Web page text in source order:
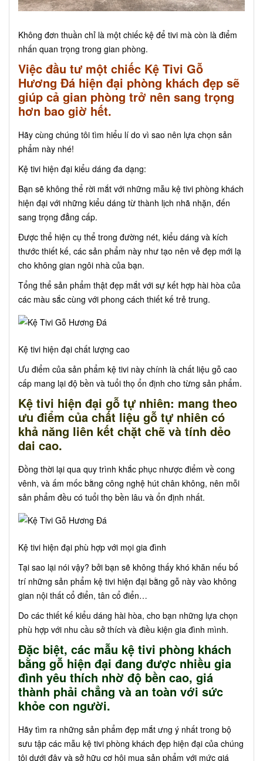
Không đơn thuần chỉ là một chiếc kệ để tivi mà còn là điểm
nhấn quan trọng trong gian phòng.
Việc đầu tư một chiếc Kệ Tivi Gỗ
Hương Đá hiện đại phòng khách đẹp sẽ
giúp cả gian phòng trở nên sang trọng
hơn bao giờ hết.
Hãy cùng chúng tôi tìm hiểu lí do vì sao nên lựa chọn sản
phẩm này nhé!
Kệ tivi hiện đại kiểu dáng đa dạng:
Bạn sẽ không thể rời mắt với những mẫu kệ tivi phòng khách
hiện đại với những kiểu dáng từ thành lịch nhã nhặn, đến
sang trọng đẳng cấp.
Được thể hiện cụ thể trong đường nét, kiểu dáng và kích
thước thiết kế, các sản phẩm này như tạo nên vẻ đẹp mới lạ
cho không gian ngôi nhà của bạn.
Tổng thể sản phẩm thật đẹp mắt với sự kết hợp hài hòa của
các màu sắc cùng với phong cách thiết kế trẻ trung.
Kệ tivi hiện đại chất lượng cao
Ưu điểm của sản phẩm kệ tivi này chính là chất liệu gỗ cao
cấp mang lại độ bền và tuổi thọ ổn định cho từng sản phẩm.
Kệ tivi hiện đại gỗ tự nhiên: mang theo
ưu điểm của chất liệu gỗ tự nhiên có
khả năng liên kết chặt chẽ và tính dẻo
dai cao.
Đồng thời lại qua quy trình khắc phục nhược điểm về cong
vênh, và ấm mốc bằng công nghệ hút chân không, nên mỗi
sản phẩm đều có tuổi thọ bền lâu và ổn định nhất.
Kệ tivi hiện đại phù hợp với mọi gia đình
Tại sao lại nói vậy? bởi bạn sẽ không thấy khó khăn nếu bố
trí những sản phẩm kệ tivi hiện đại bằng gỗ này vào không
gian nội thất cổ điển, tân cổ điển…
Do các thiết kế kiểu dáng hài hòa, cho bạn những lựa chọn
phù hợp với nhu cầu sở thích và điều kiện gia đình mình.
Đặc biệt, các mẫu kệ tivi phòng khách
bằng gỗ hiện đại đang được nhiều gia
đình yêu thích nhờ độ bền cao, giá
thành phải chẳng và an toàn với sức
khỏe con người.
Hãy tìm ra những sản phẩm đẹp mắt ưng ý nhất trong bộ
sưu tập các mẫu kệ tivi phòng khách đẹp hiện đại của chúng
tôi dưới đây và sở hữu cơ hội mua sản phẩm với mức giá